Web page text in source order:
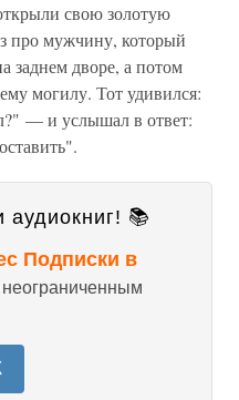
свою золотую
про мужчину, который
заднем дворе, а потом
могилу. Тот удивился:
— и услышал в ответ:
аудиокниг! 📚
Подписки в